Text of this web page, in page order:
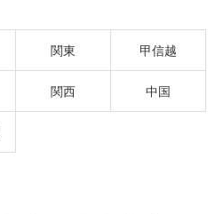
関東 甲信越
関西 中国